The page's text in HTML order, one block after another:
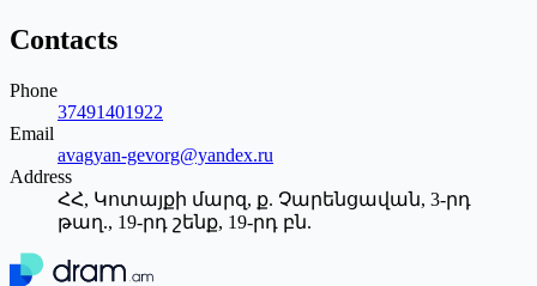
Contacts
Phone
37491401922
Email
avagyan-gevorg@yandex.ru
Address
ՀՀ, Կոտայքի մարզ, ք. Չարենցավան, 3-րդ
թաղ., 19-րդ շենք, 19-րդ բն.